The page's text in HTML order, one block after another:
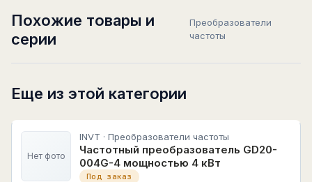
Похожие товары и
серии
Преобразователи
частоты
Еще из этой категории
Нет фото
INVT · Преобразователи частоты
Частотный преобразователь GD20-
004G-4 мощностью 4 кВт
Под заказ